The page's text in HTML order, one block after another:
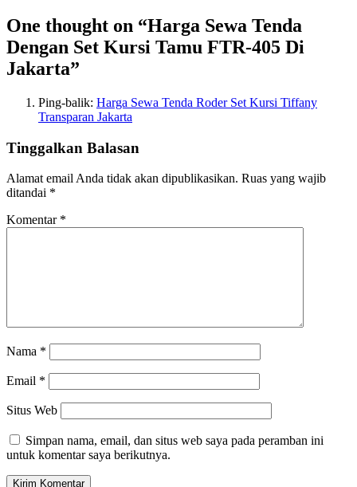
One thought on “Harga Sewa Tenda
Dengan Set Kursi Tamu FTR-405 Di
Jakarta”
Ping-balik: Harga Sewa Tenda Roder Set Kursi Tiffany
Transparan Jakarta
Tinggalkan Balasan
Alamat email Anda tidak akan dipublikasikan. Ruas yang wajib
ditandai *
Komentar *
Nama *
Email *
Situs Web
Simpan nama, email, dan situs web saya pada peramban ini
untuk komentar saya berikutnya.